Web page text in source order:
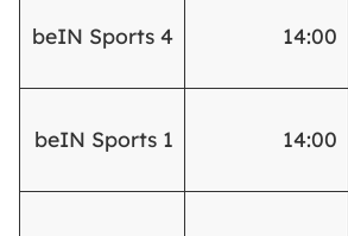
14:00
beIN Sports 4
14:00
beIN Sports 1